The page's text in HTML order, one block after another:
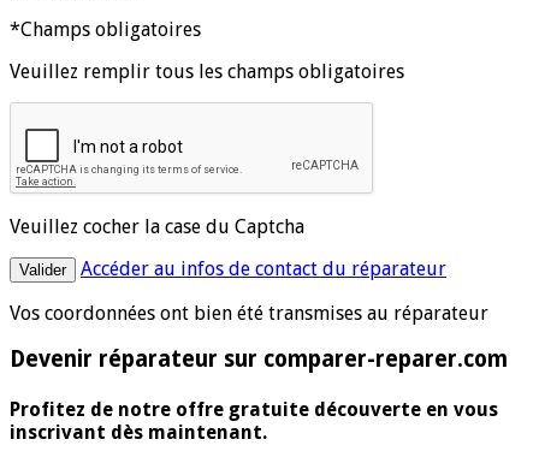
*Champs obligatoires
Veuillez remplir tous les champs obligatoires
Veuillez cocher la case du Captcha
Accéder au infos de contact du réparateur
Vos coordonnées ont bien été transmises au réparateur
Devenir réparateur sur comparer-reparer.com
Profitez de notre offre gratuite découverte en vous
inscrivant dès maintenant.